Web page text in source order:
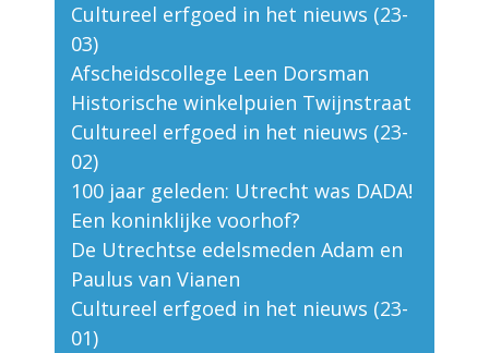
Cultureel erfgoed in het nieuws (23-
03)
Afscheidscollege Leen Dorsman
Historische winkelpuien Twijnstraat
Cultureel erfgoed in het nieuws (23-
02)
100 jaar geleden: Utrecht was DADA!
Een koninklijke voorhof?
De Utrechtse edelsmeden Adam en
Paulus van Vianen
Cultureel erfgoed in het nieuws (23-
01)